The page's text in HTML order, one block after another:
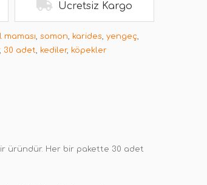
Ücretsiz Kargo
maması, somon, karides, yengeç,
, 30 adet, kediler, köpekler
üründür. Her bir pakette 30 adet